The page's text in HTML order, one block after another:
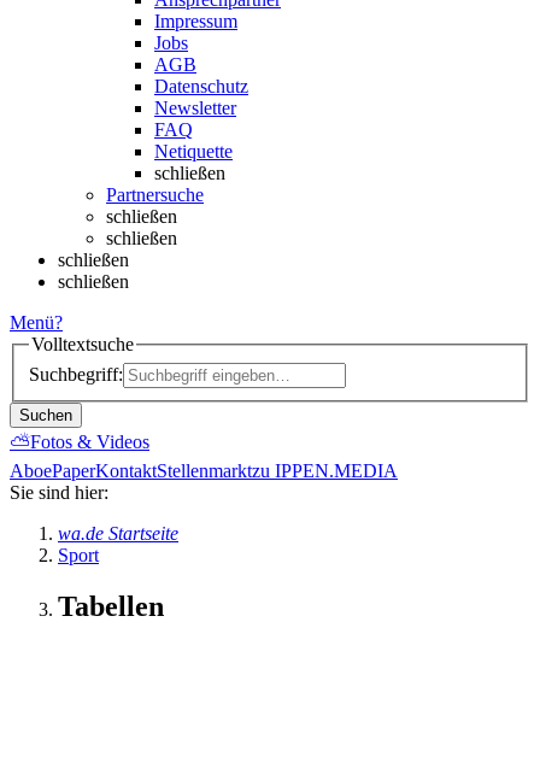
Impressum
Jobs
AGB
Datenschutz
Newsletter
FAQ
Netiquette
schließen
Partnersuche
schließen
schließen
schließen
schließen
Menü?
Volltextsuche
Suchbegriff:
Suchen
⛅Fotos & Videos
AboePaperKontaktStellenmarktzu IPPEN.MEDIA
Sie sind hier:
wa.de Startseite
Sport
Tabellen